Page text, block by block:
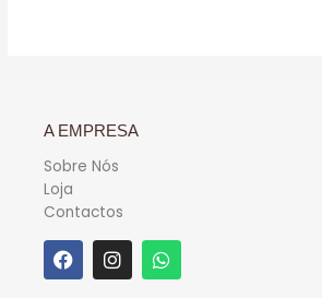
A EMPRESA
Sobre Nós
Loja
Contactos